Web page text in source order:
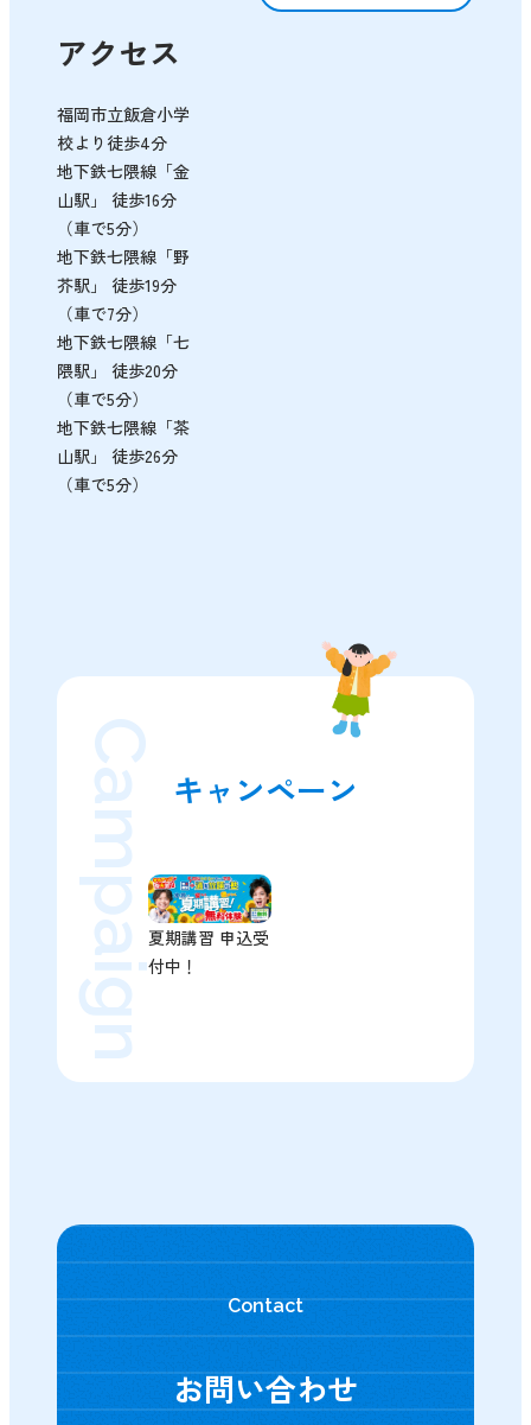
アクセス
福岡市立飯倉小学
校より徒歩4分
地下鉄七隈線「金
山駅」 徒歩16分
（車で5分）
地下鉄七隈線「野
芥駅」 徒歩19分
（車で7分）
地下鉄七隈線「七
隈駅」 徒歩20分
（車で5分）
地下鉄七隈線「茶
山駅」 徒歩26分
（車で5分）
Campaign キャンペーン
夏期講習 申込受
付中！
Contact
お問い合わせ